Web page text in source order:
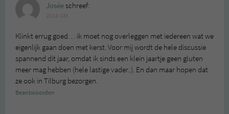
Joséeschreef:
Klinkt errug goed… ik moet nog overleggen met iedereen wat we
eigenlijk gaan doen met kerst. Voor mij wordt de hele discussie
spannend dit jaar, omdat ik sinds een klein jaartje geen gluten
meer mag hebben (hele lastige vader..). En dan maar hopen dat
ze ook in Tilburg bezorgen.
Beantwoorden